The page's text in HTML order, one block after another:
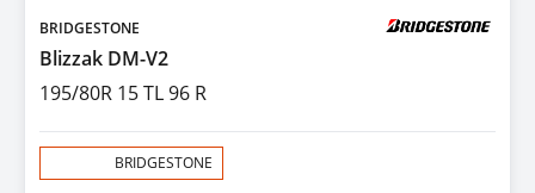
BRIDGESTONE
Blizzak DM-V2
195/80R 15 TL 96 R
BRIDGESTONE